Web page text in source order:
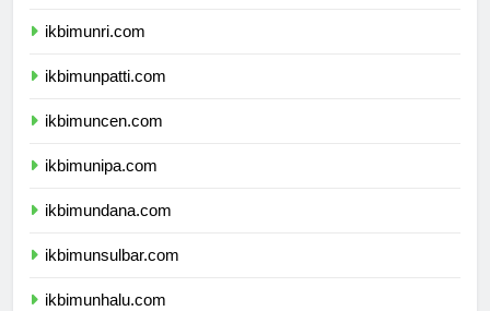
ikbimunri.com
ikbimunpatti.com
ikbimuncen.com
ikbimunipa.com
ikbimundana.com
ikbimunsulbar.com
ikbimunhalu.com